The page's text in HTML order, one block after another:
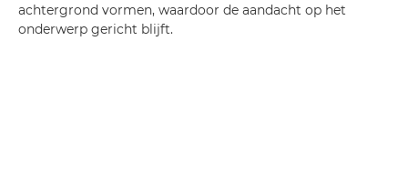
achtergrond vormen, waardoor de aandacht op het
onderwerp gericht blijft.